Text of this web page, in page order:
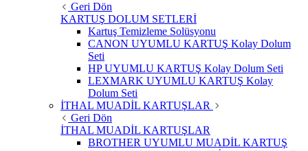
Geri Dön
KARTUŞ DOLUM SETLERİ
Kartuş Temizleme Solüsyonu
CANON UYUMLU KARTUŞ Kolay Dolum
Seti
HP UYUMLU KARTUŞ Kolay Dolum Seti
LEXMARK UYUMLU KARTUŞ Kolay
Dolum Seti
İTHAL MUADİL KARTUŞLAR
Geri Dön
İTHAL MUADİL KARTUŞLAR
BROTHER UYUMLU MUADİL KARTUŞ